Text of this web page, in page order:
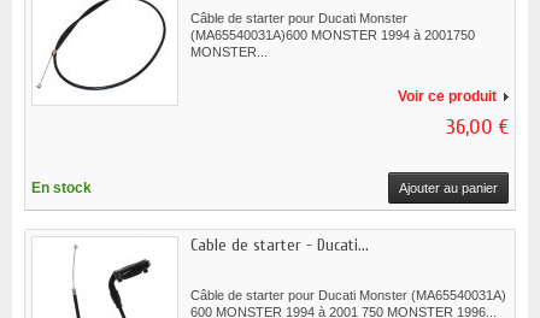
Câble de starter pour Ducati Monster
(MA65540031A)600 MONSTER 1994 à 2001750
MONSTER...
Voir ce produit
36,00 €
En stock Ajouter au panier
Cable de starter - Ducati...
Câble de starter pour Ducati Monster (MA65540031A)
600 MONSTER 1994 à 2001 750 MONSTER 1996...